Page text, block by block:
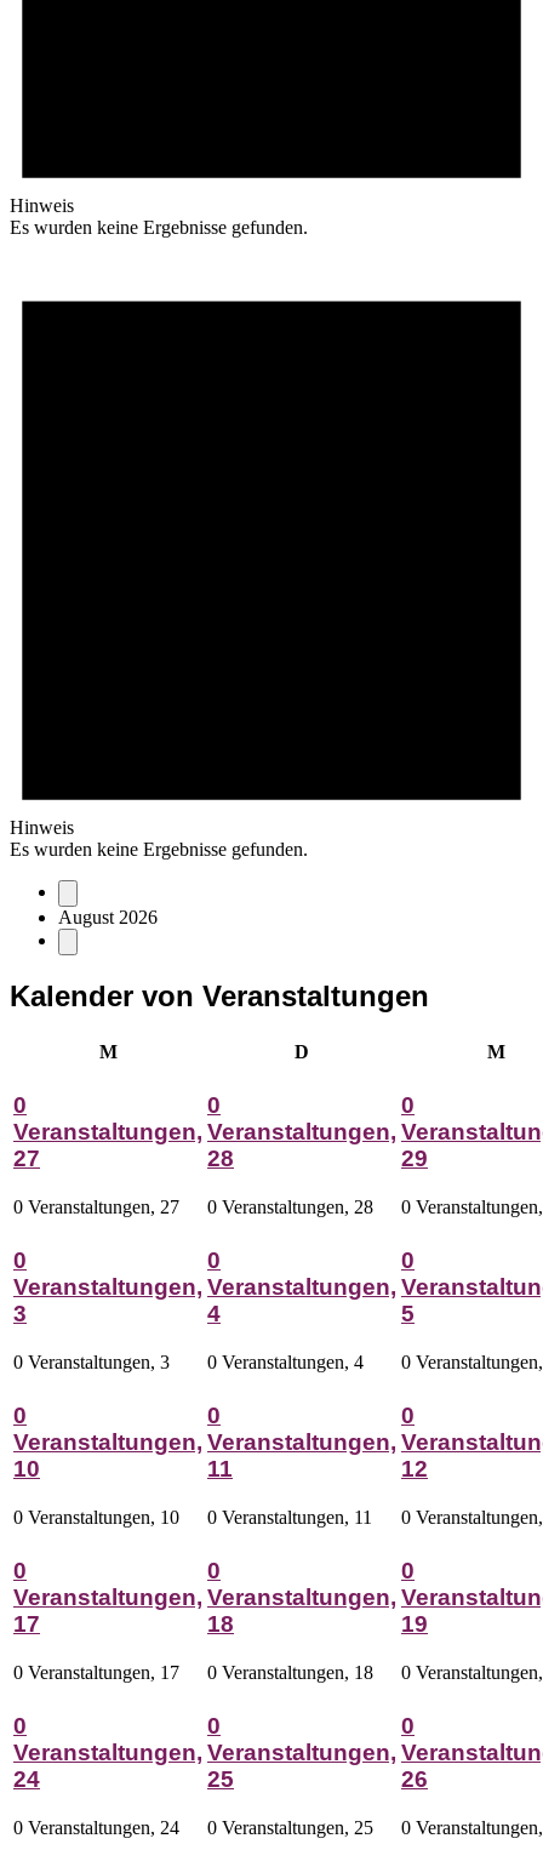
Hinweis
Es wurden keine Ergebnisse gefunden.
Hinweis
Es wurden keine Ergebnisse gefunden.
August 2026
Kalender von Veranstaltungen
MMontag D M
0
Veranstaltungen,
27
0 Veranstaltungen, 27
0
Veranstaltungen,
28
0 Veranstaltungen, 28
0
29
0
0
Veranstaltungen,
3
0 Veranstaltungen, 3
0
Veranstaltungen,
4
0 Veranstaltungen, 4
0
5
0
0
Veranstaltungen,
10
0 Veranstaltungen, 10
0
Veranstaltungen,
11
0 Veranstaltungen, 11
0
12
0
0
Veranstaltungen,
17
0 Veranstaltungen, 17
0
Veranstaltungen,
18
0 Veranstaltungen, 18
0
19
0
0
Veranstaltungen,
24
0 Veranstaltungen, 24
0
Veranstaltungen,
25
0 Veranstaltungen, 25
0
26
0